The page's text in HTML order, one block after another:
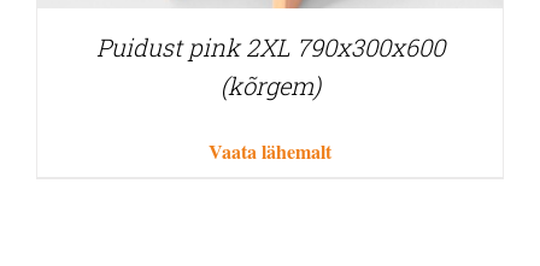
Puidust pink 2XL 790x300x600
(kõrgem)
Vaata lähemalt